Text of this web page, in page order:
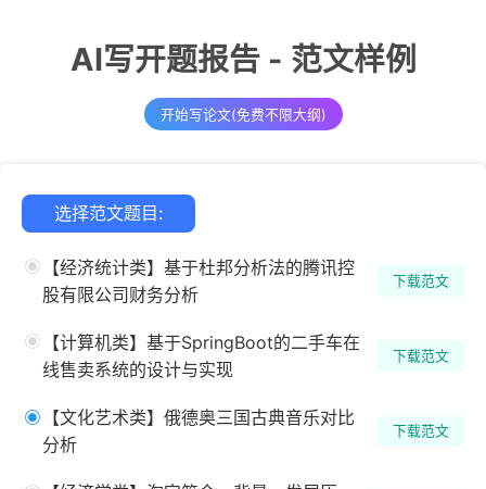
AI写开题报告 - 范文样例
开始写论文(免费不限大纲)
选择范文题目:
【经济统计类】基于杜邦分析法的腾讯控
股有限公司财务分析
下载范文
【计算机类】基于SpringBoot的二手车在
线售卖系统的设计与实现
下载范文
【文化艺术类】俄德奥三国古典音乐对比
分析
下载范文